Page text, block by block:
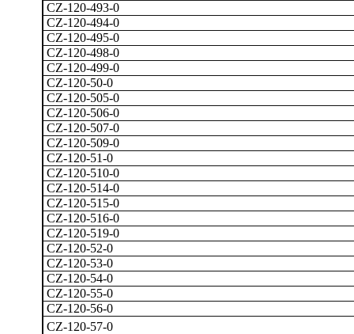
CZ-120-493-0
CZ-120-494-0
CZ-120-495-0
CZ-120-498-0
CZ-120-499-0
CZ-120-50-0
CZ-120-505-0
CZ-120-506-0
CZ-120-507-0
CZ-120-509-0
CZ-120-51-0
CZ-120-510-0
CZ-120-514-0
CZ-120-515-0
CZ-120-516-0
CZ-120-519-0
CZ-120-52-0
CZ-120-53-0
CZ-120-54-0
CZ-120-55-0
CZ-120-56-0
CZ-120-57-0